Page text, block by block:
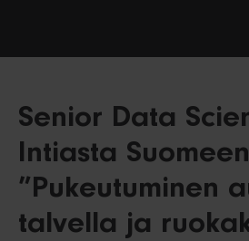
Senior Data
Intiasta
”Pukeutuminen
talvella ja